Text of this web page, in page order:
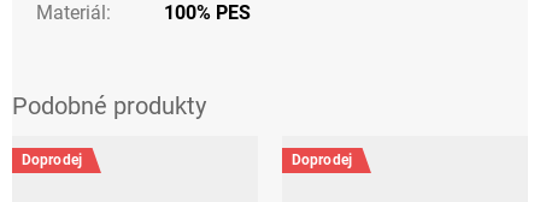
Materiál: 100% PES
Doprodej Doprodej